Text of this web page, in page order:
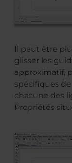
Il peut être
glisser les
approximatif,
spécifiques
chacune des
Propriétés